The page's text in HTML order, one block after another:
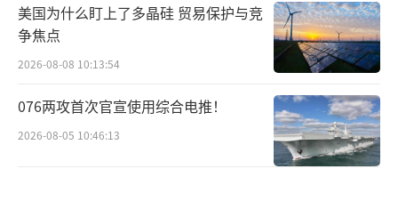
美国为什么盯上了多晶硅 贸易保护与竞
争焦点
2026-08-08 10:13:54
076两攻首次官宣使用综合电推！
2026-08-05 10:46:13